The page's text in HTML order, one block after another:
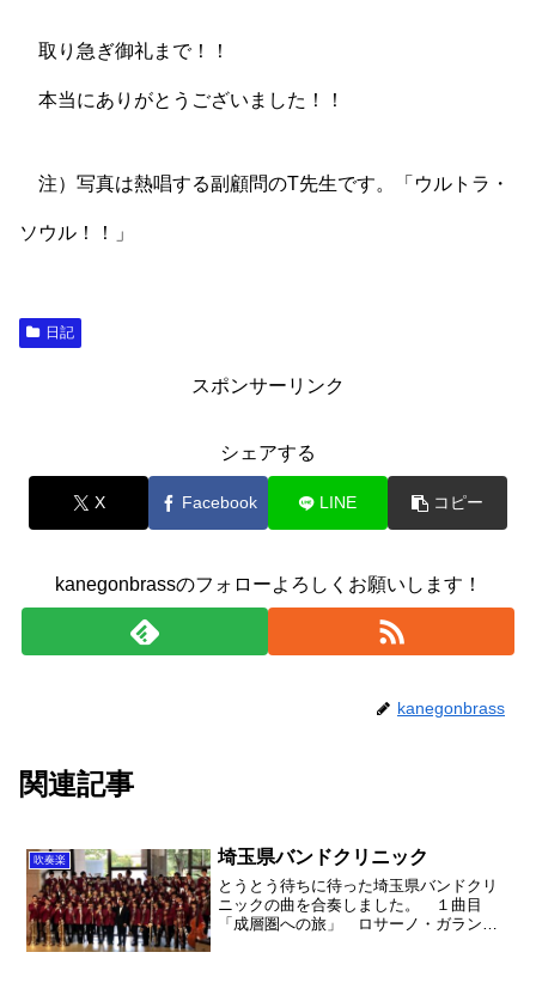
取り急ぎ御礼まで！！
本当にありがとうございました！！
注）写真は熱唱する副顧問のT先生です。「ウルトラ・
ソウル！！」
日記
スポンサーリンク
シェアする
X Facebook LINE コピー
kanegonbrassのフォローよろしくお願いします！
kanegonbrass
関連記事
吹奏楽 埼玉県バンドクリニック
とうとう待ちに待った埼玉県バンドクリ
ニックの曲を合奏しました。 １曲目
「成層圏への旅」 ロサーノ・ガラン